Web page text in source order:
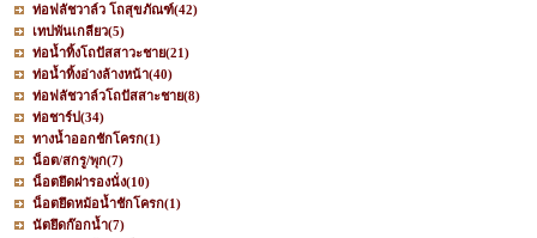
ท่อฟลัชวาล์ว โถสุขภัณฑ์(42)
เทปพันเกลียว(5)
ท่อน้ำทิ้งโถปัสสาวะชาย(21)
ท่อน้ำทิ้งอ่างล้างหน้า(40)
ท่อฟลัชวาล์วโถปัสสาะชาย(8)
ท่อชาร์ป(34)
ทางน้ำออกชักโครก(1)
น็อต/สกรู/พุก(7)
น็อตยึดฝารองนั่ง(10)
น็อตยึดหม้อน้ำชักโครก(1)
นัตยึดก๊อกน้ำ(7)